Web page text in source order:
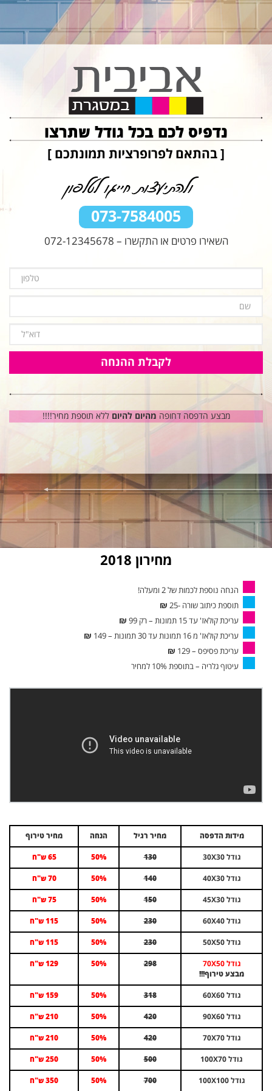
נדפיס לכם בכל גודל שתרצו
[ בהתאם לפרופרציות תמונתכם ]
073-7584005
השאירו פרטים או התקשרו – 072-12345678
מבצע הדפסה דחופה מהיום להיום ללא תוספת מחיר!!!!
מחירון 2018
הנחה נוספת לכמות של 2 ומעלה!
תוספת כיתוב שורה -25
₪
עריכת קולאז' עד 15 תמונות – רק 99
₪
עריכת קולאז' מ 16 תמונות עד 30 תמונות – 149
₪
עריכת פסיפס – 129
₪
עיטוף גלריה – בתוספת 10% למחיר
מידות הדפסה מחיר רגיל הנחה מחיר טירוף
גודל 30X30 130
50% 65 ש"ח
גודל 40X30 140
50% 70 ש"ח
גודל 45X30 150
50% 75 ש"ח
גודל 60X40 230
50% 115 ש"ח
גודל 50X50 230
50% 115 ש"ח
גודל 70X50
מבצע טירוף!!!
298
50% 129 ש"ח
גודל 60X60 318
50% 159 ש"ח
גודל 90X60 420
50% 210 ש"ח
גודל 70X70 420
50% 210 ש"ח
גודל 100X70 500
50% 250 ש"ח
גודל 100X100 700
50% 350 ש"ח